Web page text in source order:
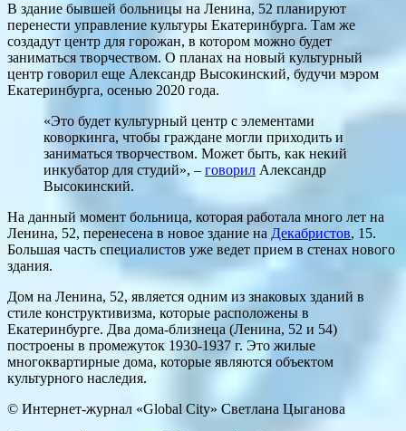
В здание бывшей больницы на Ленина, 52 планируют
перенести управление культуры Екатеринбурга. Там же
создадут центр для горожан, в котором можно будет
заниматься творчеством. О планах на новый культурный
центр говорил еще Александр Высокинский, будучи мэром
Екатеринбурга, осенью 2020 года.
«Это будет культурный центр с элементами
коворкинга, чтобы граждане могли приходить и
заниматься творчеством. Может быть, как некий
инкубатор для студий», – говорил Александр
Высокинский.
На данный момент больница, которая работала много лет на
Ленина, 52, перенесена в новое здание на Декабристов, 15.
Большая часть специалистов уже ведет прием в стенах нового
здания.
Дом на Ленина, 52, является одним из знаковых зданий в
стиле конструктивизма, которые расположены в
Екатеринбурге. Два дома-близнеца (Ленина, 52 и 54)
построены в промежуток 1930-1937 г. Это жилые
многоквартирные дома, которые являются объектом
культурного наследия.
© Интернет-журнал «Global City» Светлана Цыганова